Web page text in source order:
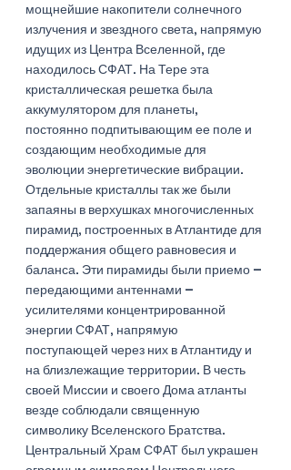
мощнейшие накопители солнечного
излучения и звездного света, напрямую
идущих из Центра Вселенной, где
находилось СФАТ. На Тере эта
кристаллическая решетка была
аккумулятором для планеты,
постоянно подпитывающим ее поле и
создающим необходимые для
эволюции энергетические вибрации.
Отдельные кристаллы так же были
запаяны в верхушках многочисленных
пирамид, построенных в Атлантиде для
поддержания общего равновесия и
баланса. Эти пирамиды были приемо –
передающими антеннами –
усилителями концентрированной
энергии СФАТ, напрямую
поступающей через них в Атлантиду и
на близлежащие территории. В честь
своей Миссии и своего Дома атланты
везде соблюдали священную
символику Вселенского Братства.
Центральный Храм СФАТ был украшен